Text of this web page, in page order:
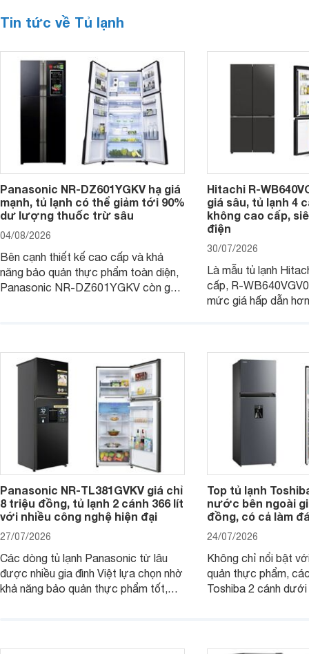
Tin tức về Tủ lạnh
Panasonic NR-DZ601YGKV hạ giá
mạnh, tủ lạnh có thể giảm tới 90%
dư lượng thuốc trừ sâu
04/08/2026
Bên cạnh thiết kế cao cấp và khả
năng bảo quản thực phẩm toàn diện,
Panasonic NR-DZ601YGKV còn gây
Hitachi R-
giá sâu, tủ lạnh 4
không cao cấp,
điện
30/07/2026
Là mẫu tủ lạnh
cấp, R-
mức giá hấp dẫn
nhiều công nghệ.
Panasonic NR-TL381GVKV giá chỉ
8 triệu đồng, tủ lạnh 2 cánh 366 lít
với nhiều công nghệ hiện đại
27/07/2026
Các dòng tủ lạnh Panasonic từ lâu
được nhiều gia đình Việt lựa chọn nhờ
khả năng bảo quản thực phẩm tốt,
phân khúc khiến không ít người dùng
Top tủ lạnh
nước bên ngoài
đồng, có cả làm
24/07/2026
Không chỉ nổi bật
quản thực phẩm,
Toshiba 2 cánh